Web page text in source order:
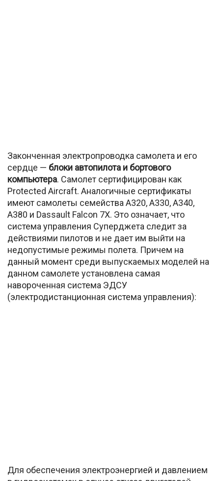
Законченная электропроводка самолета и его
сердце — блоки автопилота и бортового
компьютера. Самолет сертифицирован как
Protected Aircraft. Аналогичные сертификаты
имеют самолеты семейства А320, А330, А340,
А380 и Dassault Falcon 7X. Это означает, что
система управления Суперджета следит за
действиями пилотов и не дает им выйти на
недопустимые режимы полета. Причем на
данный момент среди выпускаемых моделей на
данном самолете установлена самая
навороченная система ЭДСУ
(электродистанционная система управления):
Для обеспечения электроэнергией и давлением